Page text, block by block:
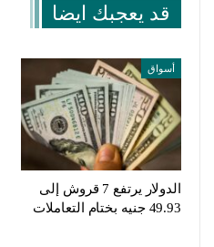
قد يعجبك ايضا
أسواق
الدولار يرتفع 7 قروش إلى
49.93 جنيه بختام التعاملات